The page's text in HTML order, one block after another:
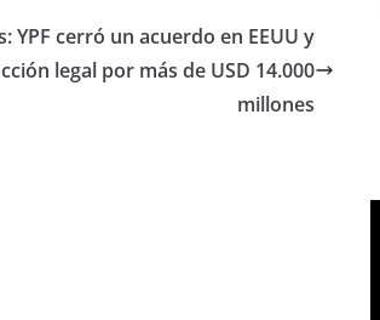
YPF cerró un acuerdo en EEUU y
legal por más de USD 14.000
millones